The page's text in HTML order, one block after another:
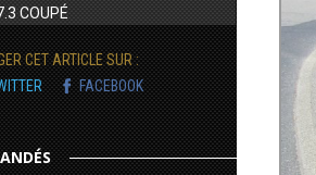
COUPÉ
CET ARTICLE SUR :
FACEBOOK